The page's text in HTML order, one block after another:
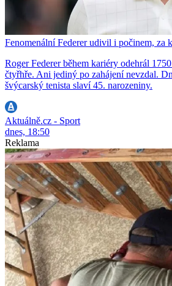
Fenomenální Federer udivil i počinem, za
Roger Federer během kariéry odehrál
čtyřhře. Ani jediný po zahájení nevzdal.
švýcarský tenista slaví 45. narozeniny.
Aktuálně.cz - Sport
dnes, 18:50
Reklama